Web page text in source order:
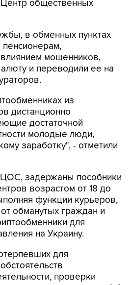
в обменных пунктах
мошенников,
и переводили ее на
из
достаточной
молодые люди,
заработку", - отметили
задержаны пособники
функции курьеров,
обманутых граждан и
для
на Украину.
для
проверки
возмещения ущерба",